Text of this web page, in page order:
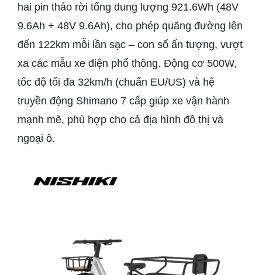
hai pin tháo rời tổng dung lượng 921.6Wh (48V
9.6Ah + 48V 9.6Ah), cho phép quãng đường lên
đến 122km mỗi lần sạc – con số ấn tượng, vượt
xa các mẫu xe điện phổ thông. Động cơ 500W,
tốc độ tối đa 32km/h (chuẩn EU/US) và hệ
truyền động Shimano 7 cấp giúp xe vận hành
mạnh mẽ, phù hợp cho cả địa hình đô thị và
ngoại ô.